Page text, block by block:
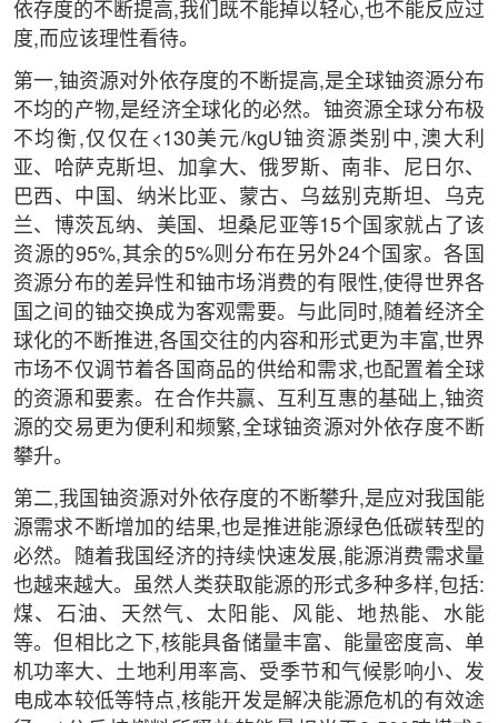
依存度的不断提高,我们既不能掉以轻心,也不能反应过
度,而应该理性看待。
第一,铀资源对外依存度的不断提高,是全球铀资源分布
不均的产物,是经济全球化的必然。铀资源全球分布极
不均衡,仅仅在<130美元/kgU铀资源类别中,澳大利
亚、哈萨克斯坦、加拿大、俄罗斯、南非、尼日尔、
巴西、中国、纳米比亚、蒙古、乌兹别克斯坦、乌克
兰、博茨瓦纳、美国、坦桑尼亚等15个国家就占了该
资源的95%,其余的5%则分布在另外24个国家。各国
资源分布的差异性和铀市场消费的有限性,使得世界各
国之间的铀交换成为客观需要。与此同时,随着经济全
球化的不断推进,各国交往的内容和形式更为丰富,世界
市场不仅调节着各国商品的供给和需求,也配置着全球
的资源和要素。在合作共赢、互利互惠的基础上,铀资
源的交易更为便利和频繁,全球铀资源对外依存度不断
攀升。
第二,我国铀资源对外依存度的不断攀升,是应对我国能
源需求不断增加的结果,也是推进能源绿色低碳转型的
必然。随着我国经济的持续快速发展,能源消费需求量
也越来越大。虽然人类获取能源的形式多种多样,包括:
煤、石油、天然气、太阳能、风能、地热能、水能
等。但相比之下,核能具备储量丰富、能量密度高、单
机功率大、土地利用率高、受季节和气候影响小、发
电成本较低等特点,核能开发是解决能源危机的有效途